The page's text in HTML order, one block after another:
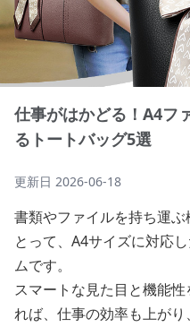
仕事がはかどる！A4フ
るトートバッグ5選
更新日 2026-06-18
書類やファイルを持ち運
とって、A4サイズに対応
ムです。
スマートな見た目と機能
れば、仕事の効率も上が